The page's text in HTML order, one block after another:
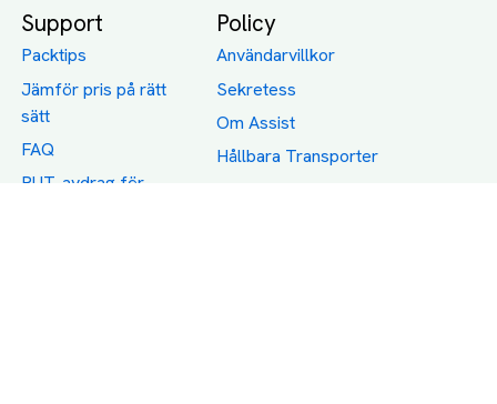
Support
Packtips
Jämför pris på rätt
sätt
FAQ
RUT-avdrag för
Policy
Användarvillkor
Sekretess
Om Assist
Hållbara Transporter